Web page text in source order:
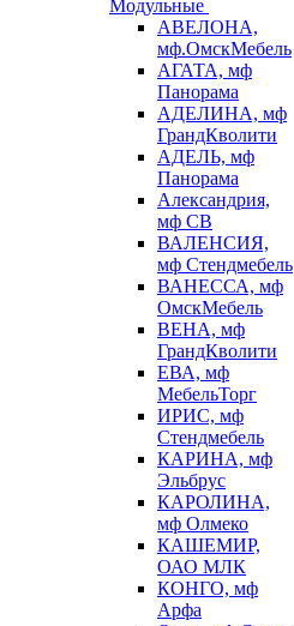
Модульные
АВЕЛОНА,
мф.ОмскМебель
АГАТА, мф
Панорама
АДЕЛИНА, мф
ГрандКволити
АДЕЛЬ, мф
Панорама
Александрия,
мф СВ
ВАЛЕНСИЯ,
мф Стендмебель
ВАНЕССА, мф
ОмскМебель
ВЕНА, мф
ГрандКволити
ЕВА, мф
МебельТорг
ИРИС, мф
Стендмебель
КАРИНА, мф
Эльбрус
КАРОЛИНА,
мф Олмеко
КАШЕМИР,
ОАО МЛК
КОНГО, мф
Арфа